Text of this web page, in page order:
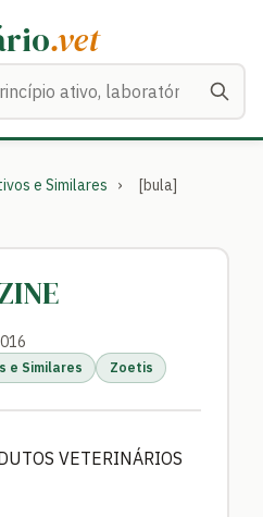
.vet
e Similares ›
[bula]
e Similares Zoetis
VETERINÁRIOS